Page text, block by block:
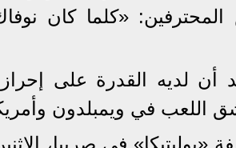
المحترفين: «كلما كان
أن لديه القدرة على
اللعب في ويمبلدون
«بوليتيكا» في صربيا،